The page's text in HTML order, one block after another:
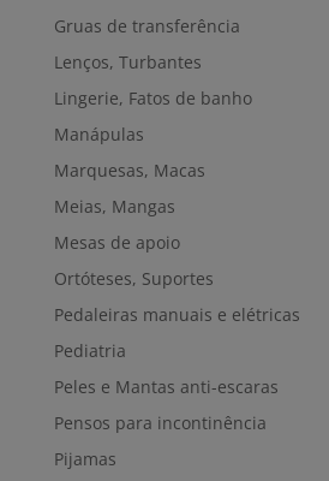
Gruas de transferência
Lenços, Turbantes
Lingerie, Fatos de banho
Manápulas
Marquesas, Macas
Meias, Mangas
Mesas de apoio
Ortóteses, Suportes
Pedaleiras manuais e elétricas
Pediatria
Peles e Mantas anti-escaras
Pensos para incontinência
Pijamas